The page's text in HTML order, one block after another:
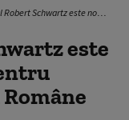
USR pentru conducerea Societăţii Române de Radiodifuziune
este